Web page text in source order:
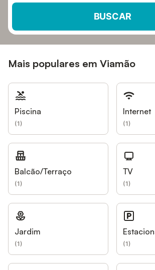
BUSCAR
Mais populares em Viamão
Piscina
(1)
Internet
(1)
Balcão/Terraço
(1)
TV
(1)
Jardim
(1) (1)